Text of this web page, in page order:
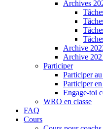
Archives
Archive
Archive
Participer
Participer
Participer
Engage-toi
WRO en classe
FAQ
Cours